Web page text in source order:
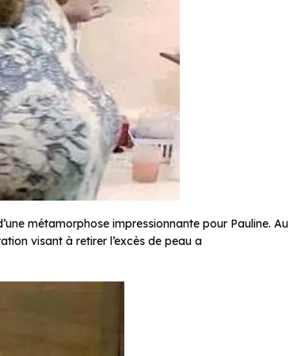
métamorphose impressionnante pour Pauline. Au
visant à retirer l’excès de peau a